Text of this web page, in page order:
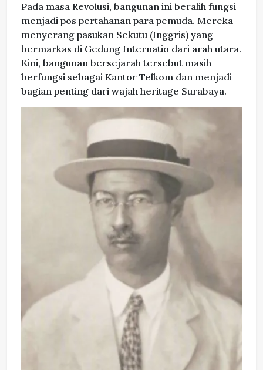
Pada masa Revolusi, bangunan ini beralih fungsi
menjadi pos pertahanan para pemuda. Mereka
menyerang pasukan Sekutu (Inggris) yang
bermarkas di Gedung Internatio dari arah utara.
Kini, bangunan bersejarah tersebut masih
berfungsi sebagai Kantor Telkom dan menjadi
bagian penting dari wajah heritage Surabaya.